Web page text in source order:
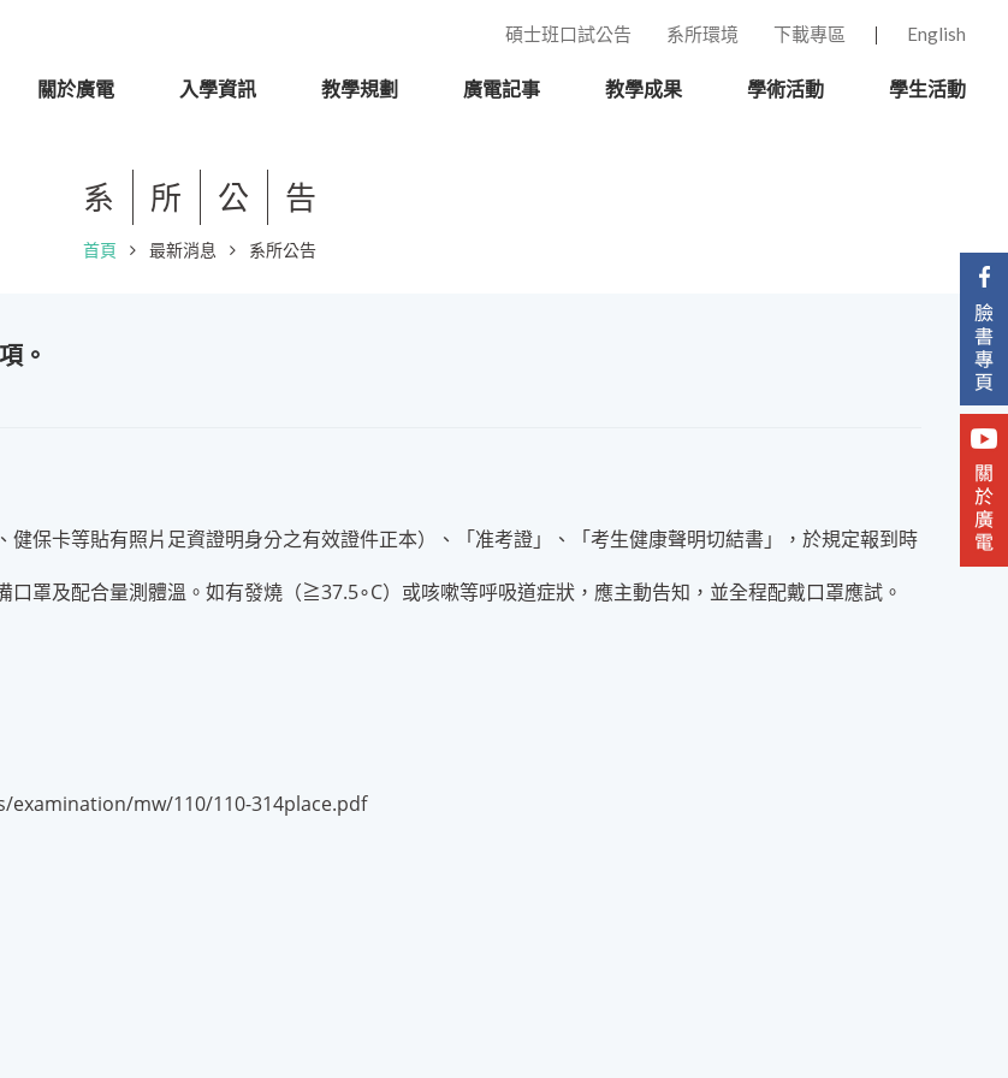
碩士班口試公告 系所環境 下載專區 English
關於廣電 入學資訊 教學規劃 廣電記事 教學成果 學術活動 學生活動
系 所 公 告
首頁 最新消息 系所公告
。
保卡等貼有照片足資證明身分之有效證件正本）、「准考證」、「考生健康聲明切結書」，於規定報到時
罩及配合量測體溫。如有發燒（≧37.5∘C）或咳嗽等呼吸道症狀，應主動告知，並全程配戴口罩應試。
mw/110/110-314place.pdf